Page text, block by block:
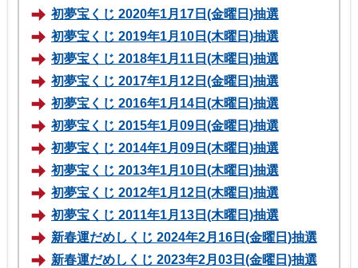
初夢宝くじ 2020年1月17日(金曜日)抽選
初夢宝くじ 2019年1月10日(木曜日)抽選
初夢宝くじ 2018年1月11日(木曜日)抽選
初夢宝くじ 2017年1月12日(金曜日)抽選
初夢宝くじ 2016年1月14日(木曜日)抽選
初夢宝くじ 2015年1月09日(金曜日)抽選
初夢宝くじ 2014年1月09日(木曜日)抽選
初夢宝くじ 2013年1月10日(木曜日)抽選
初夢宝くじ 2012年1月12日(木曜日)抽選
初夢宝くじ 2011年1月13日(木曜日)抽選
新春運だめしくじ 2024年2月16日(金曜日)抽選
新春運だめしくじ 2023年2月03日(金曜日)抽選